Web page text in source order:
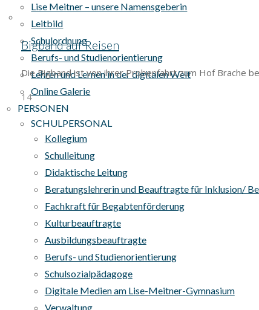
Lise Meitner – unsere Namensgeberin
Leitbild
Schulordnung
Berufs- und Studienorientierung
Lehren und Lernen in der digitalen Welt
Online Galerie
PERSONEN
SCHULPERSONAL
Kollegium
Schulleitung
Didaktische Leitung
Beratungslehrerin und Beauftragte für Inklusion/
Fachkraft für Begabtenförderung
Kulturbeauftragte
Ausbildungsbeauftragte
Berufs- und Studienorientierung
Schulsozialpädagoge
Digitale Medien am Lise-Meitner-Gymnasium
Verwaltung
Bigband auf Reisen
Die Bigband ist von ihrer Probenfahrt zum Hof Brache
14